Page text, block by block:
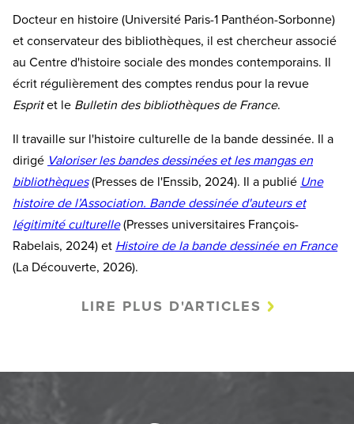
Docteur en histoire (Université Paris-1 Panthéon-Sorbonne)
et conservateur des bibliothèques, il est chercheur associé
au Centre d'histoire sociale des mondes contemporains. Il
écrit régulièrement des comptes rendus pour la revue
Espritet le Bulletin des bibliothèques de France.
Il travaille sur l'histoire culturelle de la bande dessinée. Il a
dirigé Valoriser les bandes dessinées et les mangas en
bibliothèques(Presses de l'Enssib, 2024). Il a publié Une
histoire de l’Association. Bande dessinée d'auteurs et
légitimité culturelle(Presses universitaires François-
Rabelais, 2024) et Histoire de la bande dessinée en France
(La Découverte, 2026).
LIRE PLUS D'ARTICLES